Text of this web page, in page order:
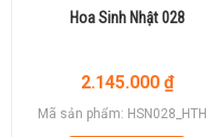
Hoa Sinh Nhật 028
2.145.000 ₫
Mã sản phẩm: